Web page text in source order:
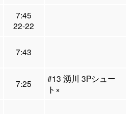
7:45
22-22
7:43
7:25
#13 湧川 3Pシュー
ト×